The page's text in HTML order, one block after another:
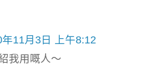
年11月3日 上午8:12
我用嘅人～